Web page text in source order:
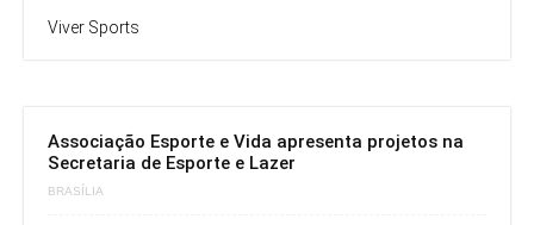
Viver Sports
Associação Esporte e Vida apresenta projetos na
Secretaria de Esporte e Lazer
BRASÍLIA